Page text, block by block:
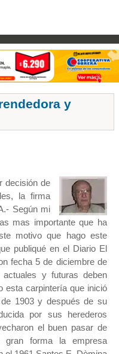
y
decisión de
la firma
Según mi
mas importante que ha
motivo que hago este
publiqué en el Diario El
fecha 5 de diciembre de
y futuras deben
esta carpintería que inició
1903 y después de su
por sus herederos
el buen pasar de
gran forma la empresa